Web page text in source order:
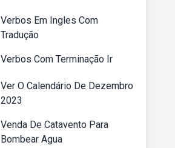
Verbos Em Ingles Com
Tradução
Verbos Com Terminação Ir
Ver O Calendário De Dezembro
2023
Venda De Catavento Para
Bombear Agua